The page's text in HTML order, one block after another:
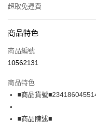
超取免運費
信用卡一次付款
超商取貨付款
Apple Pay
街口支付
商品特色
商品編號
10562131
商品特色
■商品貨號
■商品陳述■